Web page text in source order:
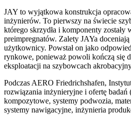
JAY to wyjątkowa konstrukcja
inżynierów. To pierwszy na świecie
którego skrzydła i komponenty
preimpregnatów. Zalety JAYa
użytkownicy. Powstał on jako
rynkowe, ponieważ powoli kończą się
eksploatacji na szybowcach
Podczas AERO Friedrichshafen,
rozwiązania inżynieryjne i ofertę badań
kompozytowe, systemy podwozia,
systemy nawigacyjne, inżynieria